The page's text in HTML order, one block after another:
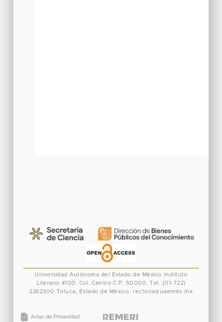
Universidad Autónoma del Estado de México
Instituto
Literario #100. Col. Centro C.P. 50000. Tel. (01-722)
2262300 Toluca, Estado de México. rectoria@uaemex.mx